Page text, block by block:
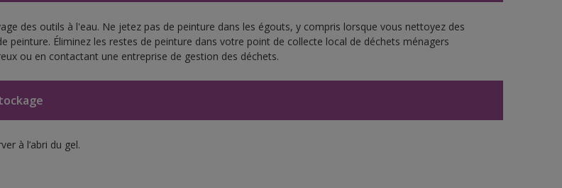
des outils à l'eau. Ne jetez pas de peinture dans les égouts, y compris lorsque vous nettoyez des
peinture. Éliminez les restes de peinture dans votre point de collecte local de déchets ménagers
ou en contactant une entreprise de gestion des déchets.
à l’abri du gel.